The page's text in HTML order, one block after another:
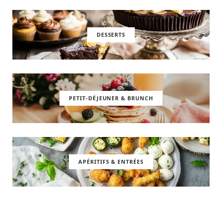
DESSERTS
PETIT-DÉJEUNER & BRUNCH
APÉRITIFS & ENTRÉES